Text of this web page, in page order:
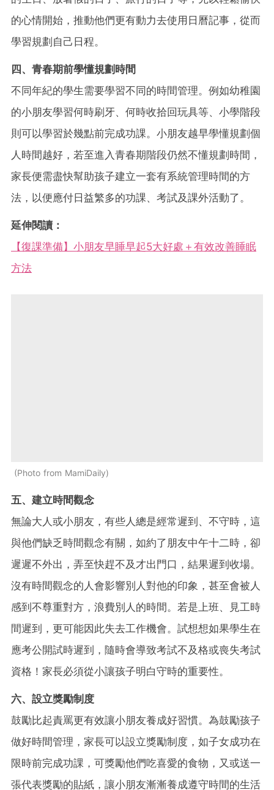
的心情開始，推動他們更有動力去使用日曆記事，從而
學習規劃自己日程。
四、青春期前學懂規劃時間
不同年紀的學生需要學習不同的時間管理。例如幼稚園
的小朋友學習何時刷牙、何時收拾回玩具等、小學階段
則可以學習於幾點前完成功課。小朋友越早學懂規劃個
人時間越好，若至進入青春期階段仍然不懂規劃時間，
家長便需盡快幫助孩子建立一套有系統管理時間的方
法，以便應付日益繁多的功課、考試及課外活動了。
延伸閱讀：
【復課準備】小朋友早睡早起5大好處＋有效改善睡眠
方法
Photo from MamiDaily
五、建立時間觀念
無論大人或小朋友，有些人總是經常遲到、不守時，這
與他們缺乏時間觀念有關，如約了朋友中午十二時，卻
遲遲不外出，弄至快趕不及才出門口，結果遲到收場。
沒有時間觀念的人會影響別人對他的印象，甚至會被人
感到不尊重對方，浪費別人的時間。若是上班、見工時
間遲到，更可能因此失去工作機會。試想想如果學生在
應考公開試時遲到，隨時會導致考試不及格或喪失考試
資格！家長必須從小讓孩子明白守時的重要性。
六、設立獎勵制度
鼓勵比起責罵更有效讓小朋友養成好習慣。為鼓勵孩子
做好時間管理，家長可以設立獎勵制度，如子女成功在
限時前完成功課，可獎勵他們吃喜愛的食物，又或送一
張代表獎勵的貼紙，讓小朋友漸漸養成遵守時間的生活